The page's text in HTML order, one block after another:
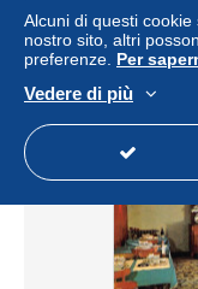
Stato
Alcuni di questi
nostro sito, altri
preferenze. Per
Vedere di più